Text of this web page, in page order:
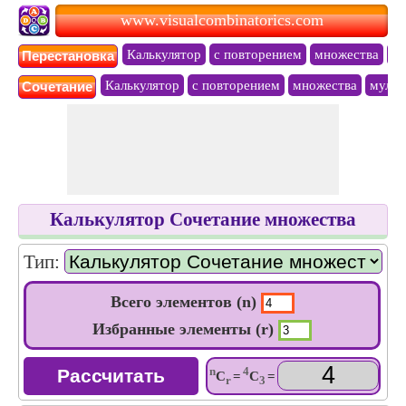
www.visualcombinatorics.com
Перестановкa Калькулятор с повторением множества
Сочетание Калькулятор с повторением множества
Калькулятор Сочетание множества
Тип:
Всего элементов (n)
Избранные элементы (r)
nCr= 4C3 =